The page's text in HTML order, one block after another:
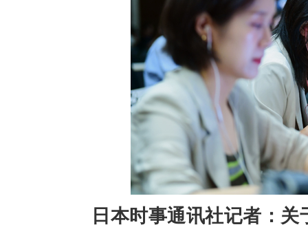
日本时事通讯社记者：